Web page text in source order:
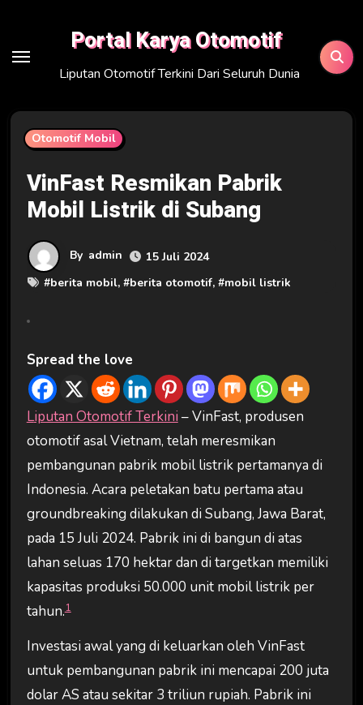
content
Portal Karya Otomotif
Liputan Otomotif Terkini Dari Seluruh Dunia
Otomotif Mobil
VinFast Resmikan Pabrik
Mobil Listrik di Subang
By admin
15 Juli 2024
#berita mobil, #berita otomotif, #mobil listrik
Spread the love
Liputan Otomotif Terkini– VinFast, produsen
otomotif asal Vietnam, telah meresmikan
pembangunan pabrik mobil listrik pertamanya di
Indonesia. Acara peletakan batu pertama atau
groundbreaking dilakukan di Subang, Jawa Barat,
pada 15 Juli 2024. Pabrik ini di bangun di atas
lahan seluas 170 hektar dan di targetkan memiliki
kapasitas produksi 50.000 unit mobil listrik per
tahun.1
Investasi awal yang di keluarkan oleh VinFast
untuk pembangunan pabrik ini mencapai 200 juta
dolar AS atau sekitar 3 triliun rupiah. Pabrik ini